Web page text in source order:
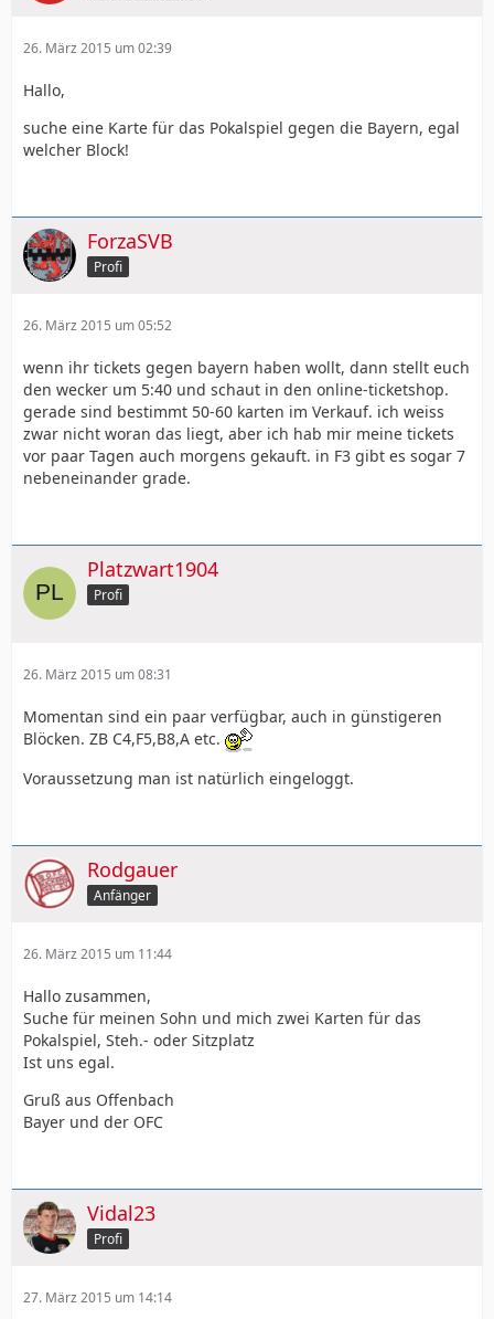
26. März 2015 um 02:39
Hallo,
suche eine Karte für das Pokalspiel gegen die Bayern, egal
welcher Block!
ForzaSVB
Profi
26. März 2015 um 05:52
wenn ihr tickets gegen bayern haben wollt, dann stellt euch
den wecker um 5:40 und schaut in den online-ticketshop.
gerade sind bestimmt 50-60 karten im Verkauf. ich weiss
zwar nicht woran das liegt, aber ich hab mir meine tickets
vor paar Tagen auch morgens gekauft. in F3 gibt es sogar 7
nebeneinander grade.
Platzwart1904
Profi
26. März 2015 um 08:31
Momentan sind ein paar verfügbar, auch in günstigeren
Blöcken. ZB C4,F5,B8,A etc.
Voraussetzung man ist natürlich eingeloggt.
Rodgauer
Anfänger
26. März 2015 um 11:44
Hallo zusammen,
Suche für meinen Sohn und mich zwei Karten für das
Pokalspiel, Steh.- oder Sitzplatz
Ist uns egal.
Gruß aus Offenbach
Bayer und der OFC
Vidal23
Profi
27. März 2015 um 14:14